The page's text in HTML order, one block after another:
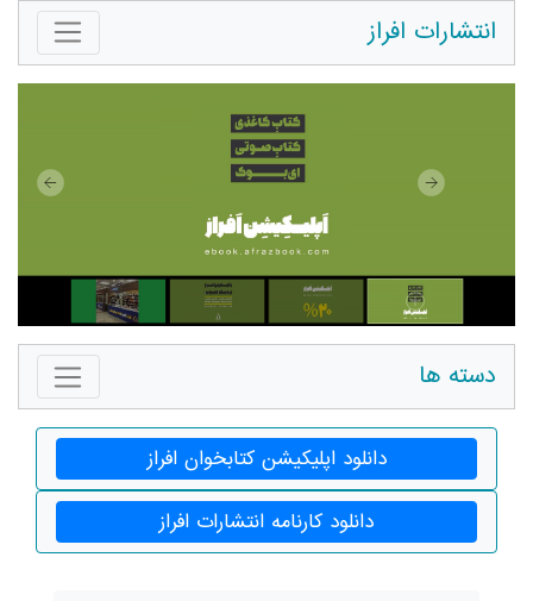
انتشارات افراز
دسته ها
دانلود اپلیکیشن کتابخوان افراز
دانلود کارنامه انتشارات افراز